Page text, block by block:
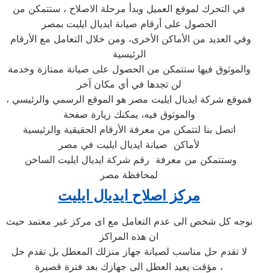
في التحرك لموقع العميل وبدأ مرحلة الاصلاح ، ستتمكن من
الحصول على أرقام صيانة ايديال ايليت بمصر
الرئيسية
والموثوق فيها ستتمكن من الحصول على صيانة ممتازة وخدمة
لن تجدها في أي مكان آخر
، فموقع شركة ايديال ايليت مصر هو الموقع الرسمي والرئيسي
والموثوق فيه، يمكنك زيارة صفحة
اتصل بنا لتتمكن من معرفة الأرقام الحقيقية والرئيسية
لأماكن صيانة ايديال ايليت في مصر
لمحافظة مصر
مركز اصلاح ايديال ايليت
نوجه كل شخص الى عدم التعامل مع اى مركز غير معتمد حيث
ان هذه المراكز
لا تقدم حل مناسب لصيانة جهاز منزلك المعطل بل تقدم حل
مؤقت يعيد العطل الى جهازك بعد فترة قصيرة ،